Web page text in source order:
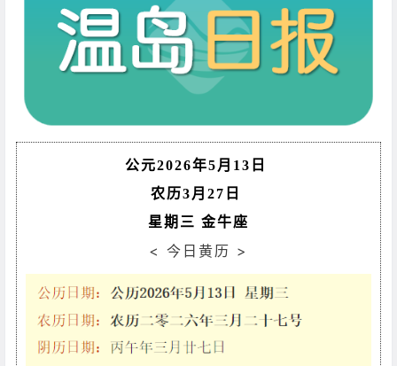
公元2026年5月13日
农历3月27日
星期三 金牛座
< 今日黄历 >